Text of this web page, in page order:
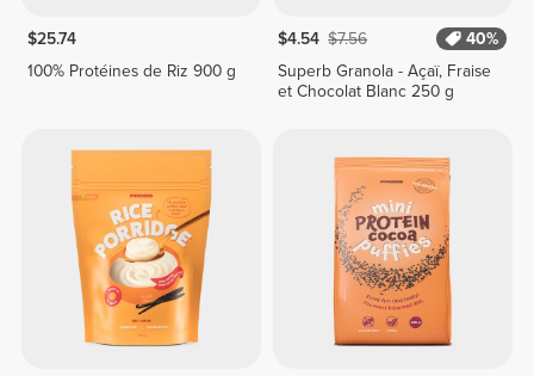
$25.74
100% Protéines de Riz 900 g
$4.54 $7.56
40%
Superb Granola - Açaï, Fraise
et Chocolat Blanc 250 g